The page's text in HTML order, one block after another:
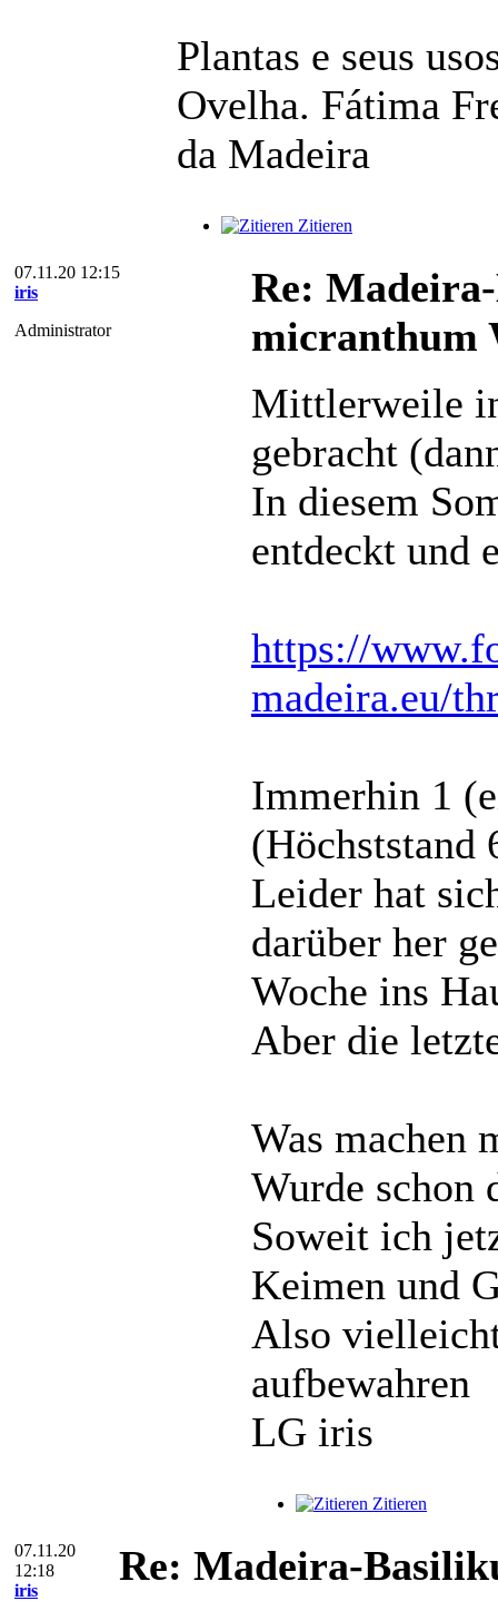
Plantas e seus
Ovelha. Fátima
da Madeira
Zitieren
07.11.20 12:15
iris
Administrator
Re:
micranthum
Mittlerweile
gebracht
In diesem
entdeckt und
https://
madeira.eu/
Immerhin 1
(Höchststand
Leider hat
darüber her
Woche ins
Aber die
Was machen
Wurde schon
Soweit ich
Keimen und
Also
aufbewahren
LG iris
Zitieren
07.11.20
12:18
iris
Re: Madeira-